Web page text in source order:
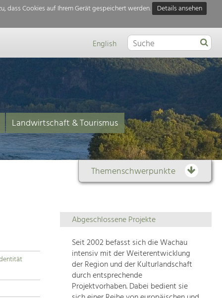
dass Cookies auf Ihrem Gerät gespeichert werden.
Details ansehen
English
Landwirtschaft & Tourismus
Themenschwerpunkte
Themenübersicht
Die
Regionalentwicklung
in
unserer
Region
ist
Abgeschlossene Projekte
Seit 2002 befasst sich die Wachau
intensiv mit der Weiterentwicklung
der Region und der Kulturlandschaft
durch entsprechende
Projektvorhaben. Dabei bedient sie